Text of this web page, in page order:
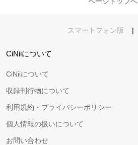
スマートフォン版 |
CiNiiについて
CiNiiについて
収録刊行物について
利用規約・プライバシーポリシー
個人情報の扱いについて
お問い合わせ